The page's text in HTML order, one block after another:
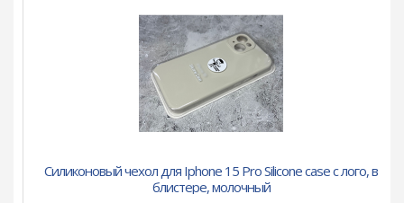
Силиконовый чехол для Iphone 15 Pro Silicone case с лого, в
блистере, молочный